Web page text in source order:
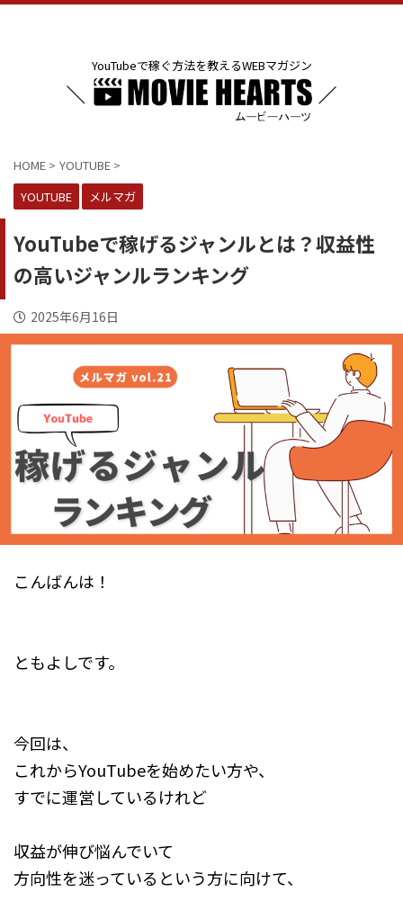
YouTubeで稼ぐ方法を教えるWEBマガジン
HOME > YOUTUBE >
YOUTUBE
メルマガ
YouTubeで稼げるジャンルとは？収益性
の高いジャンルランキング
2025年6月16日
こんばんは！
ともよしです。
今回は、
これからYouTubeを始めたい方や、
すでに運営しているけれど
収益が伸び悩んでいて
方向性を迷っているという方に向けて、